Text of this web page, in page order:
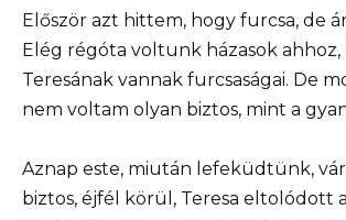
Először azt hittem, hogy furcsa, de
Elég régóta voltunk házasok
Teresának vannak furcsaságai. De
nem voltam olyan biztos, mint a
Aznap este, miután lefeküdtünk,
biztos, éjfél körül, Teresa eltolódott